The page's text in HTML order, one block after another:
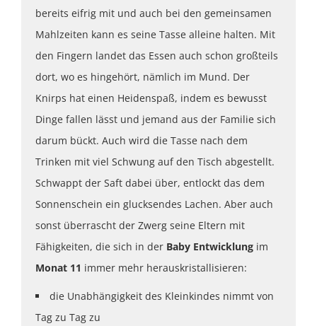
bereits eifrig mit und auch bei den gemeinsamen
Mahlzeiten kann es seine Tasse alleine halten. Mit
den Fingern landet das Essen auch schon großteils
dort, wo es hingehört, nämlich im Mund. Der
Knirps hat einen Heidenspaß, indem es bewusst
Dinge fallen lässt und jemand aus der Familie sich
darum bückt. Auch wird die Tasse nach dem
Trinken mit viel Schwung auf den Tisch abgestellt.
Schwappt der Saft dabei über, entlockt das dem
Sonnenschein ein glucksendes Lachen. Aber auch
sonst überrascht der Zwerg seine Eltern mit
Fähigkeiten, die sich in der Baby Entwicklung im
Monat 11 immer mehr herauskristallisieren:
die Unabhängigkeit des Kleinkindes nimmt von
Tag zu Tag zu